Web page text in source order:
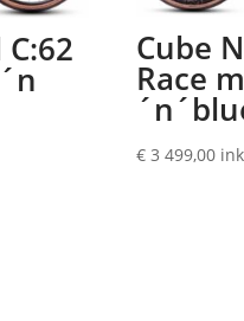
Cube
Race
€ 3 499,00